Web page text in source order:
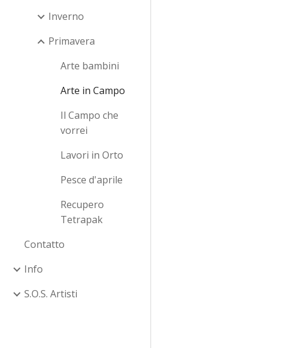
Inverno
Primavera
Arte bambini
Arte in Campo
Il Campo che
vorrei
Lavori in Orto
Pesce d'aprile
Recupero
Tetrapak
Contatto
Info
S.O.S. Artisti